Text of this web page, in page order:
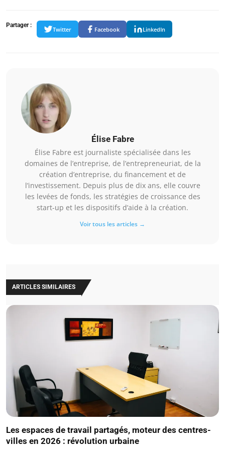
Partager :
Twitter Facebook LinkedIn
Élise Fabre
Élise Fabre est journaliste spécialisée dans les
domaines de l’entreprise, de l’entrepreneuriat, de la
création d’entreprise, du financement et de
l’investissement. Depuis plus de dix ans, elle couvre
les levées de fonds, les stratégies de croissance des
start-up et les dispositifs d’aide à la création.
Voir tous les articles →
ARTICLES SIMILAIRES
Les espaces de travail partagés, moteur des centres-
villes en 2026 : révolution urbaine